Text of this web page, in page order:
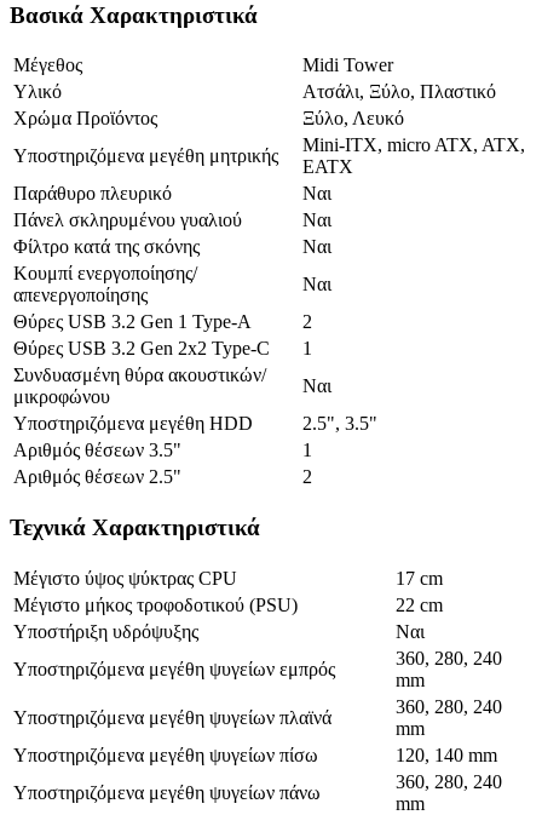
Βασικά Χαρακτηριστικά
Μέγεθος
Midi Tower
Υλικό
Ατσάλι, Ξύλο, Πλαστικό
Χρώμα Προϊόντος
Ξύλο, Λευκό
Υποστηριζόμενα μεγέθη μητρικής
Mini-ITX, micro ATX, ATX,
EATX
Παράθυρο πλευρικό
Ναι
Πάνελ σκληρυμένου γυαλιού
Ναι
Φίλτρο κατά της σκόνης
Ναι
Κουμπί ενεργοποίησης/
απενεργοποίησης
Ναι
Θύρες USB 3.2 Gen 1 Type-A
2
Θύρες USB 3.2 Gen 2x2 Type-C
1
Συνδυασμένη θύρα ακουστικών/
μικροφώνου
Ναι
Υποστηριζόμενα μεγέθη HDD
2.5", 3.5"
Αριθμός θέσεων 3.5"
1
Αριθμός θέσεων 2.5"
2
Τεχνικά Χαρακτηριστικά
Μέγιστο ύψος ψύκτρας CPU
17 cm
Μέγιστο μήκος τροφοδοτικού (PSU)
22 cm
Υποστήριξη υδρόψυξης
Ναι
Υποστηριζόμενα μεγέθη ψυγείων εμπρός
360, 280, 240
mm
Υποστηριζόμενα μεγέθη ψυγείων πλαϊνά
360, 280, 240
mm
Υποστηριζόμενα μεγέθη ψυγείων πίσω
120, 140 mm
Υποστηριζόμενα μεγέθη ψυγείων πάνω
360, 280, 240
mm